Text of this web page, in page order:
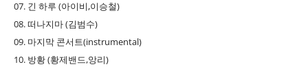
07. 긴 하루 (아이비,이승철)
08. 떠나지마 (김범수)
09. 마지막 콘서트(instrumental)
10. 방황 (황제밴드,앙리)